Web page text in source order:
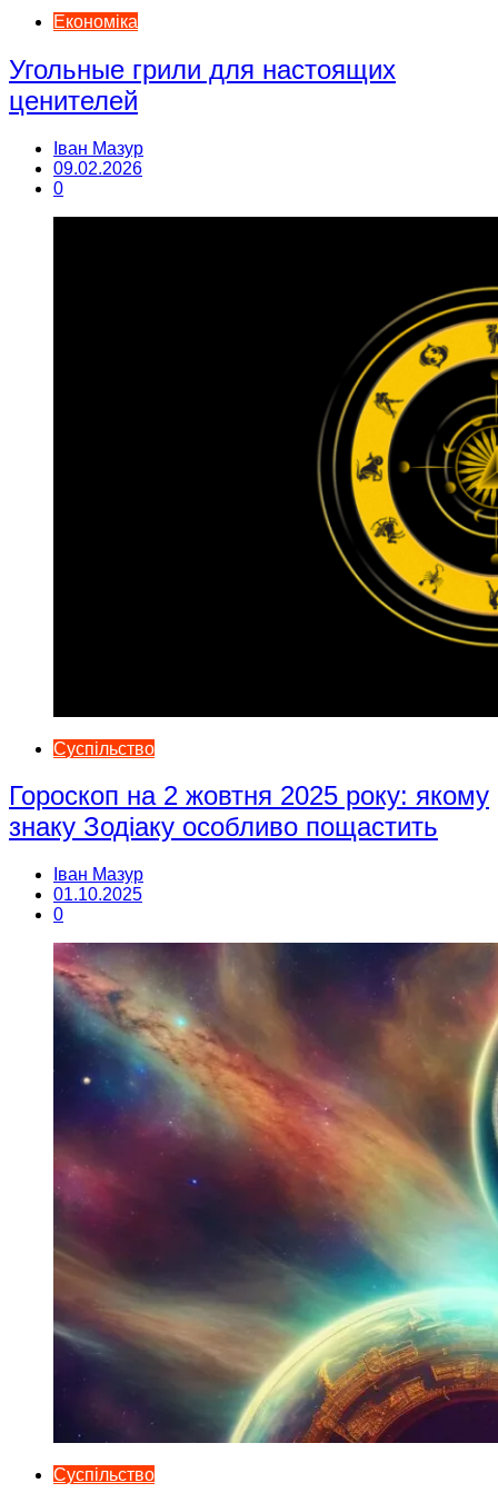
Економіка
Угольные грили для настоящих
ценителей
Іван Мазур
09.02.2026
0
Суспільство
Гороскоп на 2 жовтня 2025 року: якому
знаку Зодіаку особливо пощастить
Іван Мазур
01.10.2025
0
Суспільство